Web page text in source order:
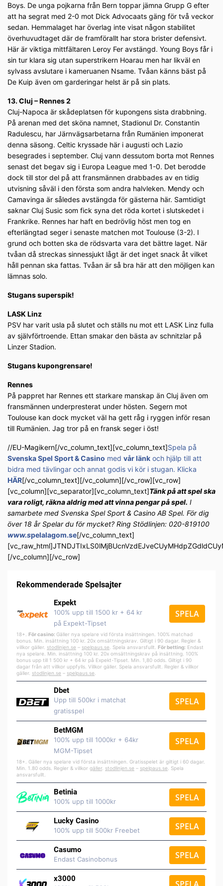
Boys. De unga pojkarna från Bern toppar jämna Grupp G efter
att ha segrat med 2-0 mot Dick Advocaats gäng för två veckor
sedan. Hemmalaget har överlag inte visat någon stabilitet
överhuvudtaget där de framförallt har stora brister defensivt.
Här är viktiga mittfältaren Leroy Fer avstängd. Young Boys får i
sin tur klara sig utan superstrikern Hoarau men har likväl en
sylvass avslutare i kameruanen Nsame. Tvåan känns bäst på
De Kuip även om garderingar helst är på sin plats.
13. Cluj – Rennes 2
Cluj-Napoca är skådeplatsen för kupongens sista drabbning.
På arenan med det sköna namnet, Stadionul Dr. Constantin
Radulescu, har Järnvägsarbetarna från Rumänien imponerat
denna säsong. Celtic kryssade här i augusti och Lazio
besegrades i september. Cluj vann dessutom borta mot Rennes
senast det begav sig i Europa League med 1-0. Det berodde
dock till stor del på att fransmännen drabbades av en tidig
utvisning såväl i den första som andra halvleken. Mendy och
Camavinga är således avstängda för gästerna här. Samtidigt
saknar Cluj Susic som fick syna det röda kortet i slutskedet i
Frankrike. Rennes har haft en bedrövlig höst men tog en
efterlängtad seger i senaste matchen mot Toulouse (3-2). I
grund och botten ska de rödsvarta vara det bättre laget. När
tvåan då streckas sinnessjukt lågt är det inget snack åt vilket
håll pennan ska fattas. Tvåan är så bra här att den möjligen kan
lämnas solo.
Stugans superspik!
LASK Linz
PSV har varit usla på slutet och ställs nu mot ett LASK Linz fulla
av självförtroende. Ettan smakar den bästa av schnitzlar på
Linzer Stadion.
Stugans kupongrensare!
Rennes
På pappret har Rennes ett starkare manskap än Cluj även om
fransmännen underpresterat under hösten. Segern mot
Toulouse kan dock mycket väl ha gett råg i ryggen inför resan
till Rumänien. Jag tror på en fransk seger i öst!
//EU-Magikern[/vc_column_text][vc_column_text]Spela på
Svenska Spel Sport & Casino med vår länk och hjälp till att
bidra med tävlingar och annat godis vi kör i stugan. Klicka
HÄR[/vc_column_text][/vc_column][/vc_row][vc_row]
[vc_column][vc_separator][vc_column_text]Tänk på att spel ska
vara roligt, räkna aldrig med att vinna pengar på spel. I
samarbete med Svenska Spel Sport & Casino AB Spel. För dig
över 18 år Spelar du för mycket? Ring Stödlinjen: 020-819100
www.spelalagom.se[/vc_column_text]
[/vc_column][/vc_row]
Rekommenderade Spelsajter
Expekt
100% upp till 1500 kr + 64 kr
på Expekt-Tipset
SPELA
18+. För casino: Gäller nya spelare vid första insättningen. 100% matchad
bonus. Min. insättning 100 kr. 20x omsättningskrav. Giltigt i 90 dagar. Regler &
villkor gäller. stodlinjen.se – spelpaus.se . Spela ansvarsfullt. För betting: Endast
nya spelare. Min. insättning 100 kr. 20x omsättningskrav på insättning. 100%
bonus upp till 1 500 kr + 64 kr på Expekt-Tipset. Min. 1,80 odds. Giltigt i 90
dagar från att villkor uppfylls. Villkor gäller. Spela ansvarsfullt. Regler & villkor
gäller. stodlinjen.se – spelpaus.se
Dbet
Upp till 500kr i matchat
gratisspel
SPELA
BetMGM
100% upp till 1000kr + 64kr
MGM-Tipset
SPELA
18+. Gäller nya spelare vid första insättningen. Gratisspelet är giltigt i 60 dagar.
Min. 1.80 odds. Regler & villkor gäller stodlinjen.se – spelpaus.se . Spela
ansvarsfullt.
Betinia
100% upp till 1000kr SPELA
Lucky Casino
100% upp till 500kr Freebet SPELA
Casumo
Endast Casinobonus SPELA
x3000